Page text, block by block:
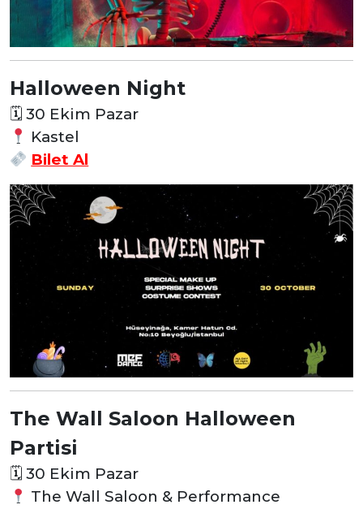
Halloween Night
🗓 30 Ekim Pazar
Kastel
Bilet Al
The Wall Saloon Halloween
Partisi
🗓 30 Ekim Pazar
The Wall Saloon & Performance